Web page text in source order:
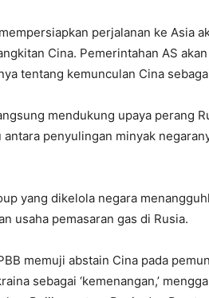
perjalanan ke Asia
Cina. Pemerintahan AS
tentang kemunculan Cina
mendukung upaya perang
penyulingan minyak
yang dikelola negara
usaha pemasaran gas di Rusia.
memuji abstain Cina pada
sebagai ‘kemenangan,’